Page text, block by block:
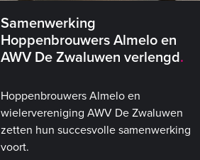
Samenwerking
Hoppenbrouwers Almelo en
AWV De Zwaluwen verlengd
Hoppenbrouwers Almelo en
wielervereniging AWV De Zwaluwen
zetten hun succesvolle samenwerking
voort.